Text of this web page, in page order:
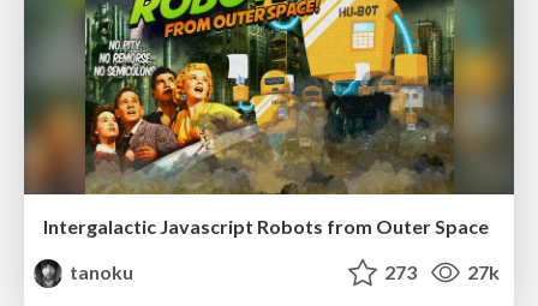
Intergalactic Javascript Robots from Outer Space
tanoku
273 27k